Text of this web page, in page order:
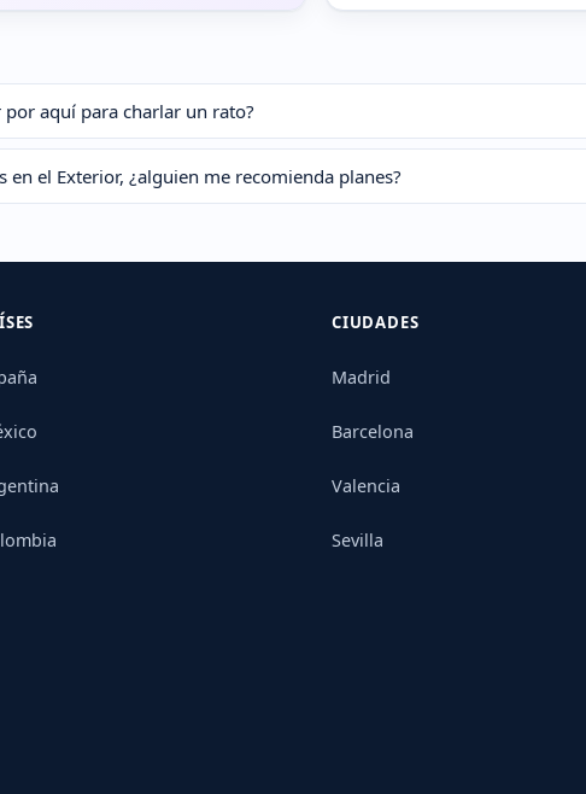
aquí para charlar un rato?
el Exterior, ¿alguien me recomienda planes?
CIUDADES
Madrid
Barcelona
Valencia
Sevilla